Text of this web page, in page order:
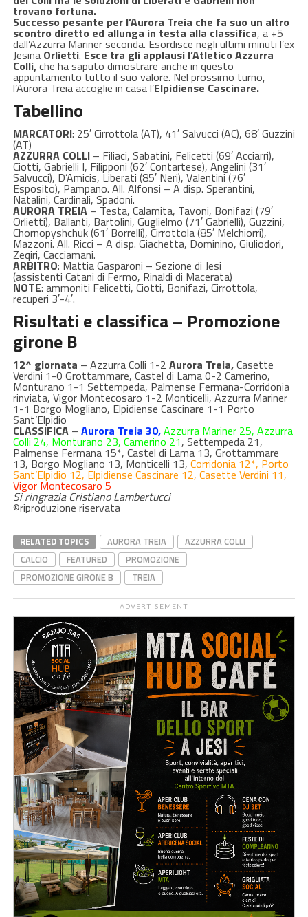
trovano fortuna.
Successo pesante per l’Aurora Treia che fa suo un altro
scontro diretto ed allunga in testa alla classifica, a +5
dall’Azzurra Mariner seconda. Esordisce negli ultimi minuti l’ex
Jesina Orlietti. Esce tra gli applausi l’Atletico Azzurra
Colli,che ha saputo dimostrare anche in questo
appuntamento tutto il suo valore. Nel prossimo turno,
l’Aurora Treia accoglie in casa l’Elpidiense Cascinare.
Tabellino
MARCATORI: 25′Cirrottola (AT), 41′ Salvucci (AC), 68′ Guzzini
(AT)
AZZURRA COLLI– Filiaci, Sabatini, Felicetti (69′ Acciarri),
Ciotti, Gabrielli I, Filipponi (62′ Contartese), Angelini (31′
Salvucci), D’Amicis, Liberati (85′ Neri), Valentini (76′
Esposito), Pampano. All. Alfonsi – A disp. Sperantini,
Natalini, Cardinali, Spadoni.
AURORA TREIA– Testa, Calamita, Tavoni, Bonifazi (79′
Orlietti), Ballanti, Bartolini, Guglielmo (71′ Gabrielli), Guzzini,
Chornopyshchuk (61′ Borrelli), Cirrottola (85′ Melchiorri),
Mazzoni. All. Ricci – A disp. Giachetta, Dominino, Giuliodori,
Zeqiri, Cacciamani.
ARBITRO: Mattia Gasparoni – Sezione di Jesi
(assistenti Catani di Fermo, Rinaldi di Macerata)
NOTE: ammoniti Felicetti, Ciotti, Bonifazi, Cirrottola,
recuperi 3′-4′.
Risultati e classifica – Promozione
girone B
12^ giornata – Azzurra Colli 1-2 Aurora Treia,Casette
Verdini 1-0 Grottammare, Castel di Lama 0-2 Camerino,
Monturano 1-1 Settempeda, Palmense Fermana-Corridonia
rinviata, Vigor Montecosaro 1-2 Monticelli, Azzurra Mariner
1-1 Borgo Mogliano, Elpidiense Cascinare 1-1 Porto
Sant’Elpidio
CLASSIFICA– Aurora Treia 30,Azzurra Mariner 25, Azzurra
Colli 24, Monturano 23, Camerino 21, Settempeda 21,
Palmense Fermana 15*, Castel di Lama 13, Grottammare
13, Borgo Mogliano 13, Monticelli 13, Corridonia 12*, Porto
Sant’Elpidio 12, Elpidiense Cascinare 12, Casette Verdini 11,
Vigor Montecosaro 5
Si ringrazia Cristiano Lambertucci
©riproduzione riservata
RELATED TOPICS AURORA TREIA
AZZURRA COLLI
CALCIO
FEATURED
PROMOZIONE
PROMOZIONE GIRONE B
TREIA
ADVERTISEMENT